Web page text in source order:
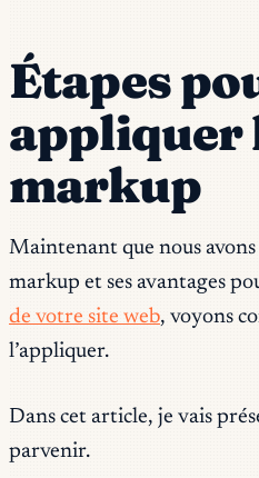
Étapes
appliquer
markup
Maintenant que nous avons
markup et ses avantages
de votre site web, voyons
l’appliquer.
Dans cet article, je vais
parvenir.